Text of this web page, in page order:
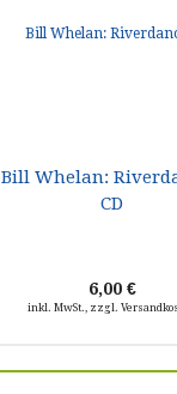
Bill Whelan:
CD
6,00 €
inkl. MwSt., zzgl.